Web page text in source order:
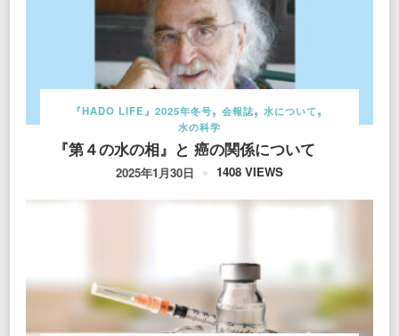
『HADO LIFE』2025年冬号 会報誌
水について
水の科学
『第４の水の相』と 癌の関係について
2025年1月30日 1408 VIEWS